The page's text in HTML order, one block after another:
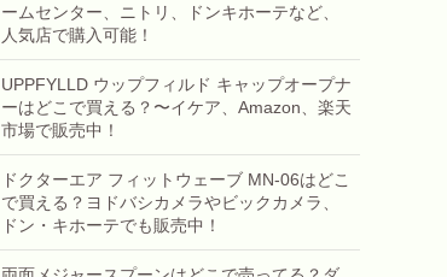
ームセンター、ニトリ、ドンキホーテなど、
人気店で購入可能！
UPPFYLLD ウップフィルド キャップオープナ
ーはどこで買える？〜イケア、Amazon、楽天
市場で販売中！
ドクターエア フィットウェーブ MN-06はどこ
で買える？ヨドバシカメラやビックカメラ、
ドン・キホーテでも販売中！